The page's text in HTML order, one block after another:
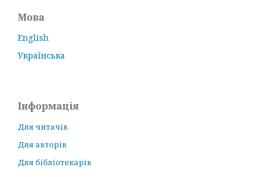
Мова
English
Українська
Інформація
Для читачів
Для авторів
Для бібліотекарів